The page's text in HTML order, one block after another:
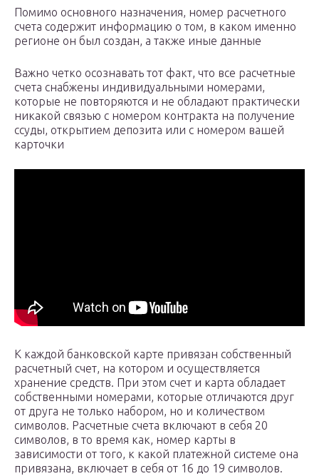
Помимо основного назначения, номер расчетного
счета содержит информацию о том, в каком именно
регионе он был создан, а также иные данные
Важно четко осознавать тот факт, что все расчетные
счета снабжены индивидуальными номерами,
которые не повторяются и не обладают практически
никакой связью с номером контракта на получение
ссуды, открытием депозита или с номером вашей
карточки
К каждой банковской карте привязан собственный
расчетный счет, на котором и осуществляется
хранение средств. При этом счет и карта обладает
собственными номерами, которые отличаются друг
от друга не только набором, но и количеством
символов. Расчетные счета включают в себя 20
символов, в то время как, номер карты в
зависимости от того, к какой платежной системе она
привязана, включает в себя от 16 до 19 символов.